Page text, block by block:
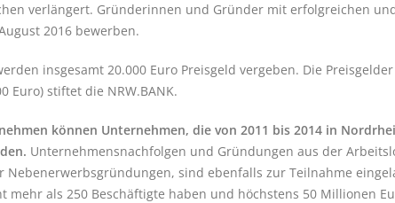
verlängert. Gründerinnen und Gründer mit erfolgreichen
2016 bewerben.
insgesamt 20.000 Euro Preisgeld vergeben. Die
Euro) stiftet die NRW.BANK.
können Unternehmen, die von 2011 bis 2014 in
Unternehmensnachfolgen und Gründungen aus der
Nebenerwerbsgründungen, sind ebenfalls zur Teilnahme
mehr als 250 Beschäftigte haben und höchstens 50 Millionen